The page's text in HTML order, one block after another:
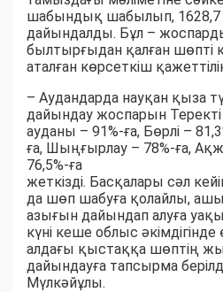
шабындық шабылып, 1628,7
дайындалды. Бұл –
былтырғыдан қалған шөпті
аталған көрсеткіш
– Аудандарда науқан қыза
дайындау жоспарын Теректі
ауданы – 91%-ға, Бөрлі –
ға, Шыңғырлау – 78%-ға,
76,5%-ға
жеткізді. Басқалары сәл
да шөп шабуға қолайлы,
азығын дайындап алуға
күні кеше облыс
алдағы қыстаққа шөптің
дайындауға тапсырма
Мүлкәйұлы.